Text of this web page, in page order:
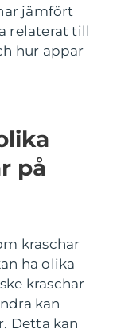
jämfört
relaterat till
hur appar
på
kraschar
ha olika
kraschar
kan
Detta kan